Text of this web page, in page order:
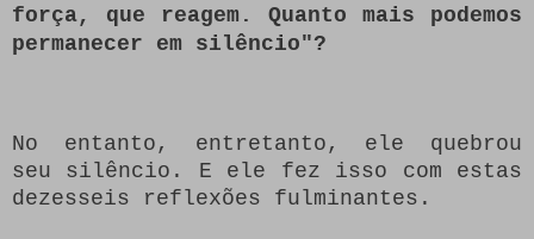
força, que reagem.
Quanto mais podemos
permanecer em silêncio"?
No entanto, entretanto, ele quebrou
seu silêncio.
E ele fez isso com estas
dezesseis reflexões fulminantes.